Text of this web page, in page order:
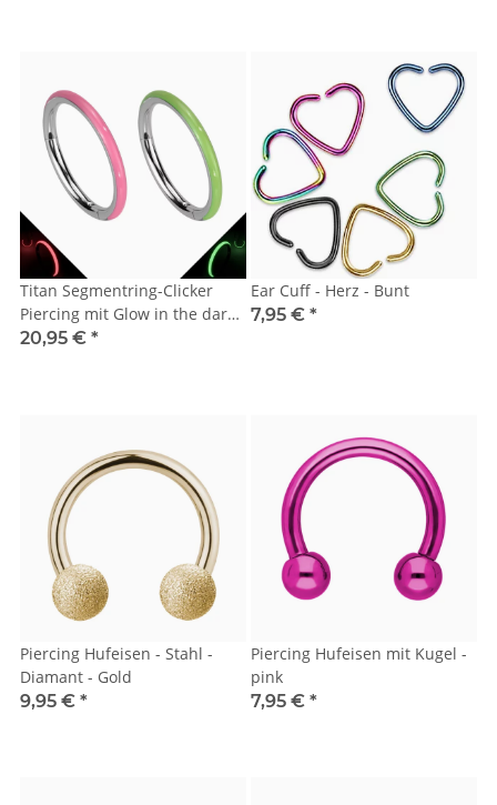
Titan Segmentring-Clicker
Piercing mit Glow in the dark
Rand
20,95 € *
Ear Cuff - Herz - Bunt
7,95 € *
Piercing Hufeisen - Stahl -
Diamant - Gold
9,95 € *
Piercing Hufeisen mit Kugel -
pink
7,95 € *